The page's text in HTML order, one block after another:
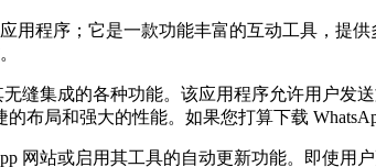
用程序；它是一款功能丰富的互动工具，提
缝集成的各种功能。该应用程序允许用户
布局和强大的性能。如果您打算下载
网站或启用其工具的自动更新功能。即使